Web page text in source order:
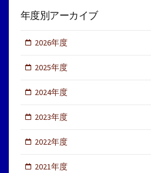
年度別アーカイブ
2026年度
2025年度
2024年度
2023年度
2022年度
2021年度